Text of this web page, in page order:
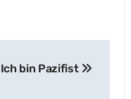
Ich bin Pazifist